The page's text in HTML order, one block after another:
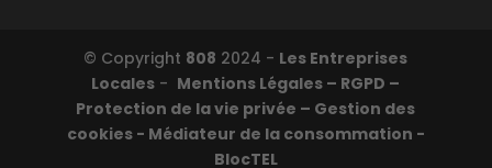
© Copyright 808 2024 - Les Entreprises
Locales - Mentions Légales – RGPD –
Protection de la vie privée – Gestion des
cookies - Médiateur de la consommation -
BlocTEL